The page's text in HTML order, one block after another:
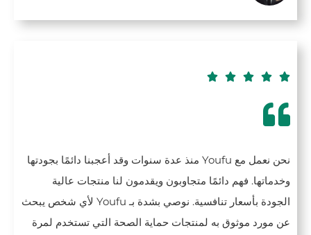





نحن نعمل مع Youfu منذ عدة سنوات وقد أعجبنا دائمًا بجودتها
وخدماتها. فهم دائمًا متجاوبون ويقدمون لنا منتجات عالية
الجودة بأسعار تنافسية. نوصي بشدة بـ Youfu لأي شخص يبحث
عن مورد موثوق به لمنتجات حماية الصحة التي تستخدم لمرة